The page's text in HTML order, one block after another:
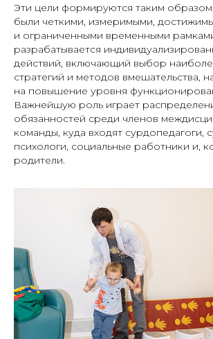
Эти цели формируются таким
были четкими, измеримыми,
и ограниченными временными
разрабатывается
действий, включающий выбор
стратегий и методов вмешательства,
на повышение уровня
Важнейшую роль играет
обязанностей среди членов
команды, куда входят сурдопедагоги,
психологи, социальные работники и,
родители.